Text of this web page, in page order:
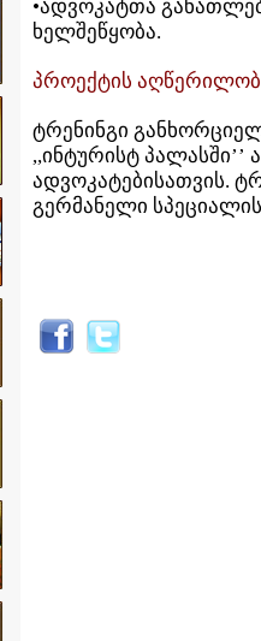
•ადვოკატთა
ხელშეწყობა.
პროექტის
ტრენინგი
,,ინტურისტ პალასში’’
ადვოკატებისათვის.
გერმანელი